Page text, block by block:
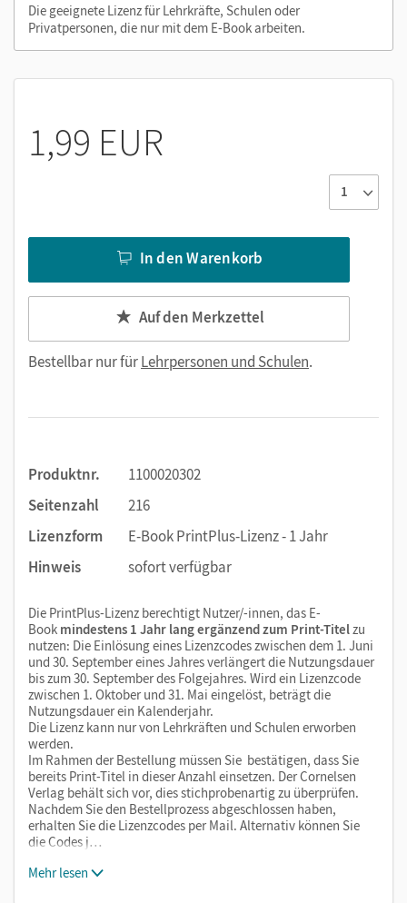
Die geeignete Lizenz für Lehrkräfte, Schulen oder
Privatpersonen, die nur mit dem E-Book arbeiten.
1,99 EUR
In den Warenkorb
Auf den Merkzettel
Bestellbar nur fürLehrpersonen und Schulen.
Produktnr.
1100020302
Seitenzahl
216
Lizenzform
E-Book PrintPlus-Lizenz - 1 Jahr
Hinweis
sofort verfügbar
Die PrintPlus-Lizenz berechtigt Nutzer/-innen, das E-
Book mindestens 1 Jahr lang ergänzend zum Print-Titelzu
nutzen: Die Einlösung eines Lizenzcodes zwischen dem 1. Juni
und 30. September eines Jahres verlängert die Nutzungsdauer
bis zum 30. September des Folgejahres. Wird ein Lizenzcode
zwischen 1. Oktober und 31. Mai eingelöst, beträgt die
Nutzungsdauer ein Kalenderjahr.
Die Lizenz kann nur von Lehrkräften und Schulen erworben
werden.
Im Rahmen der Bestellung müssen Sie bestätigen, dass Sie
bereits Print-Titel in dieser Anzahl einsetzen. Der Cornelsen
Verlag behält sich vor, dies stichprobenartig zu überprüfen.
Nachdem Sie den Bestellprozess abgeschlossen haben,
erhalten Sie die Lizenzcodes per Mail. Alternativ können Sie
die Codes j…
Mehr lesen